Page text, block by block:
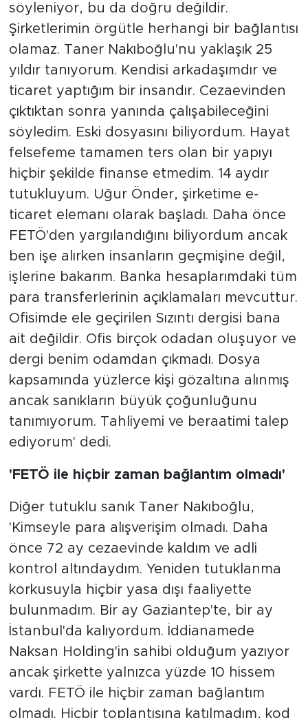
söyleniyor, bu da doğru değildir.
Şirketlerimin örgütle herhangi bir bağlantısı
olamaz. Taner Nakıboğlu'nu yaklaşık 25
yıldır tanıyorum. Kendisi arkadaşımdır ve
ticaret yaptığım bir insandır. Cezaevinden
çıktıktan sonra yanında çalışabileceğini
söyledim. Eski dosyasını biliyordum. Hayat
felsefeme tamamen ters olan bir yapıyı
hiçbir şekilde finanse etmedim. 14 aydır
tutukluyum. Uğur Önder, şirketime e-
ticaret elemanı olarak başladı. Daha önce
FETÖ'den yargılandığını biliyordum ancak
ben işe alırken insanların geçmişine değil,
işlerine bakarım. Banka hesaplarımdaki tüm
para transferlerinin açıklamaları mevcuttur.
Ofisimde ele geçirilen Sızıntı dergisi bana
ait değildir. Ofis birçok odadan oluşuyor ve
dergi benim odamdan çıkmadı. Dosya
kapsamında yüzlerce kişi gözaltına alınmış
ancak sanıkların büyük çoğunluğunu
tanımıyorum. Tahliyemi ve beraatimi talep
ediyorum' dedi.
'FETÖ ile hiçbir zaman bağlantım olmadı'
Diğer tutuklu sanık Taner Nakıboğlu,
'Kimseyle para alışverişim olmadı. Daha
önce 72 ay cezaevinde kaldım ve adli
kontrol altındaydım. Yeniden tutuklanma
korkusuyla hiçbir yasa dışı faaliyette
bulunmadım. Bir ay Gaziantep'te, bir ay
İstanbul'da kalıyordum. İddianamede
Naksan Holding'in sahibi olduğum yazıyor
ancak şirkette yalnızca yüzde 10 hissem
vardı. FETÖ ile hiçbir zaman bağlantım
olmadı. Hiçbir toplantısına katılmadım, kod